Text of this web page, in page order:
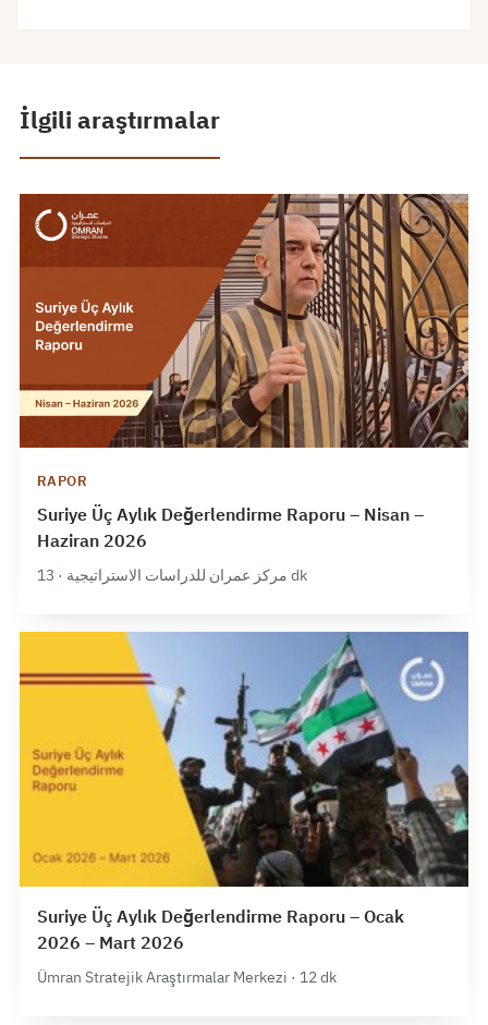
İlgili araştırmalar
RAPOR
Suriye Üç Aylık Değerlendirme Raporu – Nisan –
Haziran 2026
مركز عمران للدراسات الاستراتيجية · 13 dk
Suriye Üç Aylık Değerlendirme Raporu – Ocak
2026 – Mart 2026
Ümran Stratejik Araştırmalar Merkezi · 12 dk